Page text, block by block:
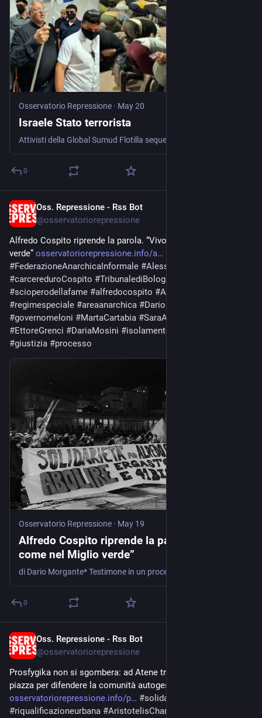
Osservatorio Repressione · May 20
Israele Stato terrorista
0
Oss. Repressione - Rss Bot
@osservatoriorepressione
Alfredo Cospito riprende la parola. “Vivo come nel Miglio
verde” osservatoriorepressione.info/a
#FederazioneAnarchicaInformale #AlessandroMercogliano
#carcereduroCospito #TribunalediBologna
#scioperodellafame #alfredocospito #AlviseSbraccia
#regimespeciale #areaanarchica #DarioMorgante
#governomeloni #MartaCartabia #SaraArdizzone
#EttoreGrenci #DariaMosini #isolamento
#giustizia #processo
Osservatorio Repressione · May 19
Alfredo Cospito riprende la parola. “Vivo
come nel Miglio verde”
0
Oss. Repressione - Rss Bot
@osservatoriorepressione
Prosfygika non si sgombera: ad Atene tremila persone in
piazza per difendere la comunità autogestita
osservatoriorepressione.info/p
#solidarietàinternazionale
#riqualificazioneurbana #AristotelisChantzis